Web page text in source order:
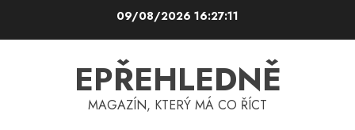
09/08/2026 16:27:12
EPŘEHLEDNĚ
MAGAZÍN, KTERÝ MÁ CO ŘÍCT